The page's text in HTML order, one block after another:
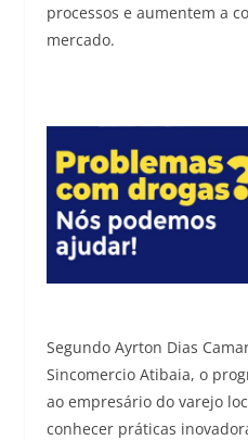
processos e aumentem a
mercado.
Segundo Ayrton Dias
Sincomercio Atibaia, o
ao empresário do varejo
conhecer práticas